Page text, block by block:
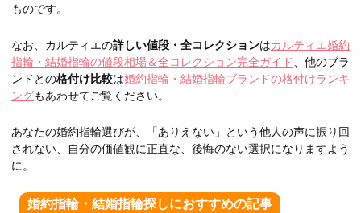
ものです。
なお、カルティエの詳しい値段・全コレクションはカルティエ婚約
指輪・結婚指輪の値段相場＆全コレクション完全ガイド、他のブラ
ンドとの格付け比較は婚約指輪・結婚指輪ブランドの格付けランキ
ングもあわせてご覧ください。
あなたの婚約指輪選びが、「ありえない」という他人の声に振り回
されない、自分の価値観に正直な、後悔のない選択になりますよう
に。
婚約指輪・結婚指輪探しにおすすめの記事